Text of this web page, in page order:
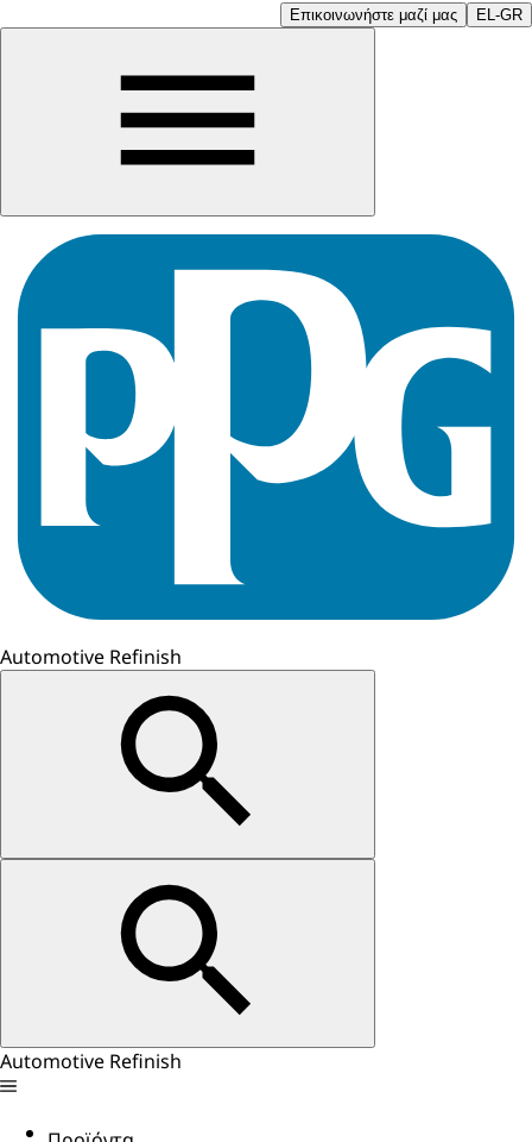
Επικοινωνήστε μαζί μας EL-GR
Automotive Refinish
Automotive Refinish